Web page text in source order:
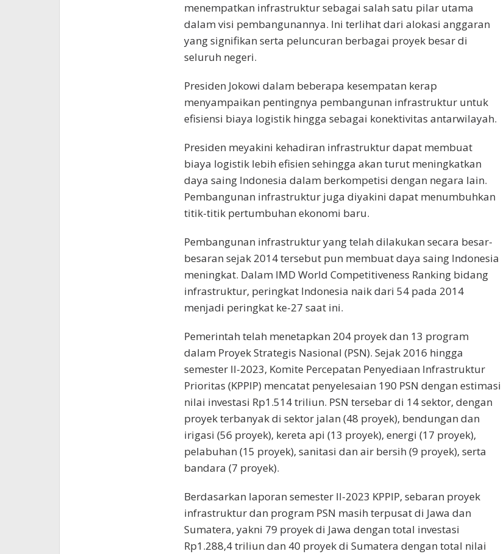
menempatkan infrastruktur sebagai salah satu pilar utama
dalam visi pembangunannya. Ini terlihat dari alokasi anggaran
yang signifikan serta peluncuran berbagai proyek besar di
seluruh negeri.
Presiden Jokowi dalam beberapa kesempatan kerap
menyampaikan pentingnya pembangunan infrastruktur untuk
efisiensi biaya logistik hingga sebagai konektivitas antarwilayah.
Presiden meyakini kehadiran infrastruktur dapat membuat
biaya logistik lebih efisien sehingga akan turut meningkatkan
daya saing Indonesia dalam berkompetisi dengan negara lain.
Pembangunan infrastruktur juga diyakini dapat menumbuhkan
titik-titik pertumbuhan ekonomi baru.
Pembangunan infrastruktur yang telah dilakukan secara besar-
besaran sejak 2014 tersebut pun membuat daya saing Indonesia
meningkat. Dalam IMD World Competitiveness Ranking bidang
infrastruktur, peringkat Indonesia naik dari 54 pada 2014
menjadi peringkat ke-27 saat ini.
Pemerintah telah menetapkan 204 proyek dan 13 program
dalam Proyek Strategis Nasional (PSN). Sejak 2016 hingga
semester II-2023, Komite Percepatan Penyediaan Infrastruktur
Prioritas (KPPIP) mencatat penyelesaian 190 PSN dengan estimasi
nilai investasi Rp1.514 triliun. PSN tersebar di 14 sektor, dengan
proyek terbanyak di sektor jalan (48 proyek), bendungan dan
irigasi (56 proyek), kereta api (13 proyek), energi (17 proyek),
pelabuhan (15 proyek), sanitasi dan air bersih (9 proyek), serta
bandara (7 proyek).
Berdasarkan laporan semester II-2023 KPPIP, sebaran proyek
infrastruktur dan program PSN masih terpusat di Jawa dan
Sumatera, yakni 79 proyek di Jawa dengan total investasi
Rp1.288,4 triliun dan 40 proyek di Sumatera dengan total nilai